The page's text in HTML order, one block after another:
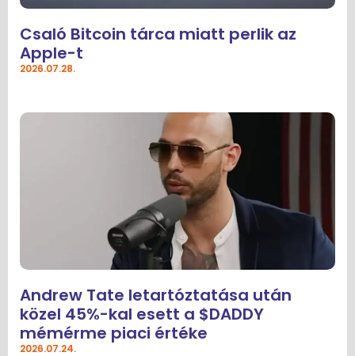
Csaló Bitcoin tárca miatt perlik az
Apple-t
2026.07.28.
Andrew Tate letartóztatása után
közel 45%-kal esett a $DADDY
mémérme piaci értéke
2026.07.24.